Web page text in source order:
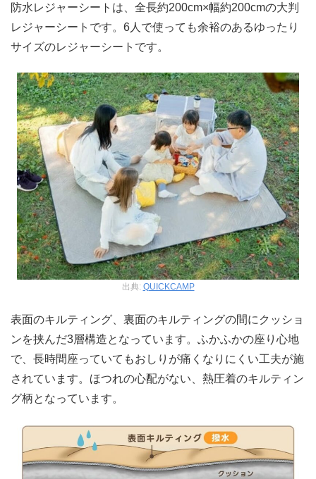
防水レジャーシートは、全長約200cm×幅約200cmの大判
レジャーシートです。6人で使っても余裕のあるゆったり
サイズのレジャーシートです。
出典: QUICKCAMP
表面のキルティング、裏面のキルティングの間にクッショ
ンを挟んだ3層構造となっています。ふかふかの座り心地
で、長時間座っていてもおしりが痛くなりにくい工夫が施
されています。ほつれの心配がない、熱圧着のキルティン
グ柄となっています。